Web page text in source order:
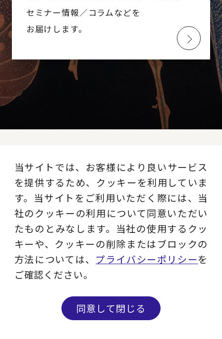
セミナー情報／コラムなどを
お届けします。
レイヤーズ・コンサルティング
公式SNS
YouTube
レイヤーズのサービス内容からお客様イン
タビューまで、動画でわかりやすくお届け
当サイトでは、お客様により良いサービス
を提供するため、クッキーを利用していま
す。当サイトをご利用いただく際には、当
社のクッキーの利用について同意いただい
たものとみなします。当社の使用するクッ
キーや、クッキーの削除またはブロックの
方法については、 プライバシーポリシーを
ご確認ください。
同意して閉じる